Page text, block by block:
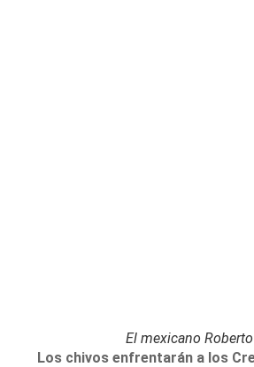
El mexicano
Los chivos enfrentarán a los